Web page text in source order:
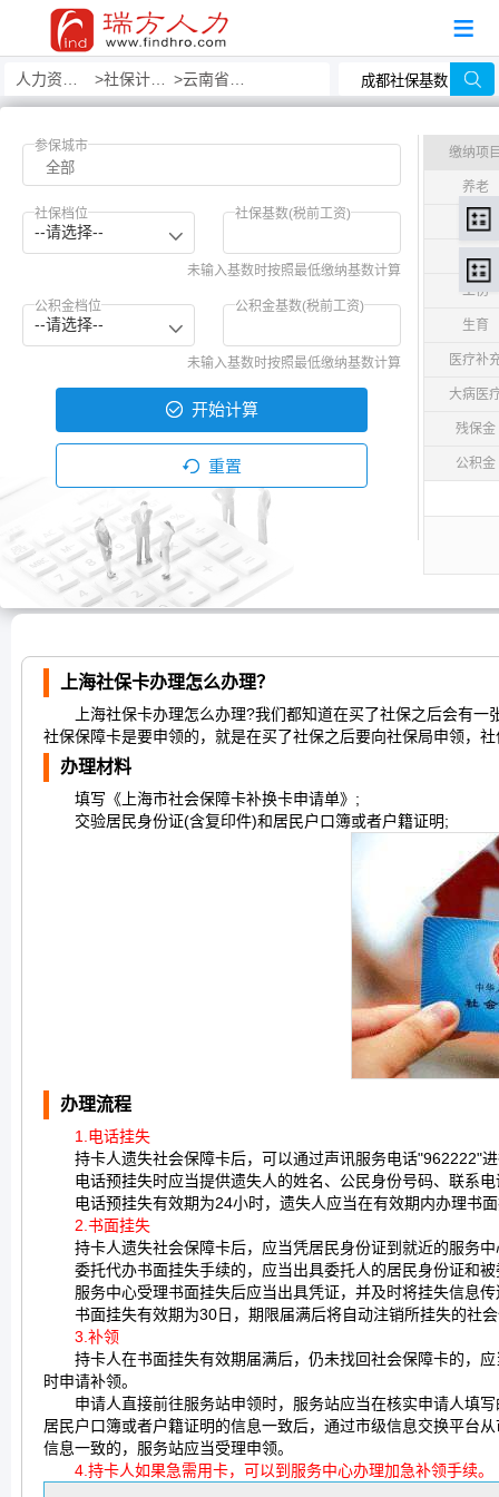
社保计算器 云南省社保计算器
参保城市
社保档位
--请选择--
社保基数(税前工资)
未输入基数时按照最低缴纳基数计算
公积金档位
--请选择--
公积金基数(税前工资)
未输入基数时按照最低缴纳基数计算
开始计算
重置
缴纳项
养老
医疗
失业
工伤
生育
医疗补
大病医
残保金
公积金
上海社保卡办理怎么办理？
上海社保卡办理怎么办理?我们都知道在买了社保之后会有一
社保保障卡是要申领的，就是在买了社保之后要向社保局申领，
办理材料
填写《上海市社会保障卡补换卡申请单》;
交验居民身份证(含复印件)和居民户口簿或者户籍证明;
办理流程
1.电话挂失
持卡人遗失社会保障卡后，可以通过声讯服务电话"962222"进
电话预挂失时应当提供遗失人的姓名、公民身份号码、联系电
电话预挂失有效期为24小时，遗失人应当在有效期内办理书面
2.书面挂失
持卡人遗失社会保障卡后，应当凭居民身份证到就近的服务中
委托代办书面挂失手续的，应当出具委托人的居民身份证和被
服务中心受理书面挂失后应当出具凭证，并及时将挂失信息传
书面挂失有效期为30日，期限届满后将自动注销所挂失的社会
3.补领
持卡人在书面挂失有效期届满后，仍未找回社会保障卡的，应
时申请补领。
申请人直接前往服务站申领时，服务站应当在核实申请人填写
居民户口簿或者户籍证明的信息一致后，通过市级信息交换平台
信息一致的，服务站应当受理申领。
4.持卡人如果急需用卡，可以到服务中心办理加急补领手续。